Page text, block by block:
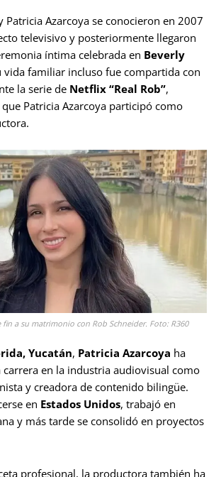
Patricia Azarcoya se conocieron en 2007
televisivo y posteriormente llegaron
íntima celebrada en Beverly
vida familiar incluso fue compartida con
la serie de Netflix “Real Rob”,
Patricia Azarcoya participó como
fin a su matrimonio con Rob Schneider. Foto: R360
Yucatán, Patricia Azarcoya ha
en la industria audiovisual como
y creadora de contenido bilingüe.
en Estados Unidos, trabajó en
y más tarde se consolidó en proyectos
profesional, la productora también ha